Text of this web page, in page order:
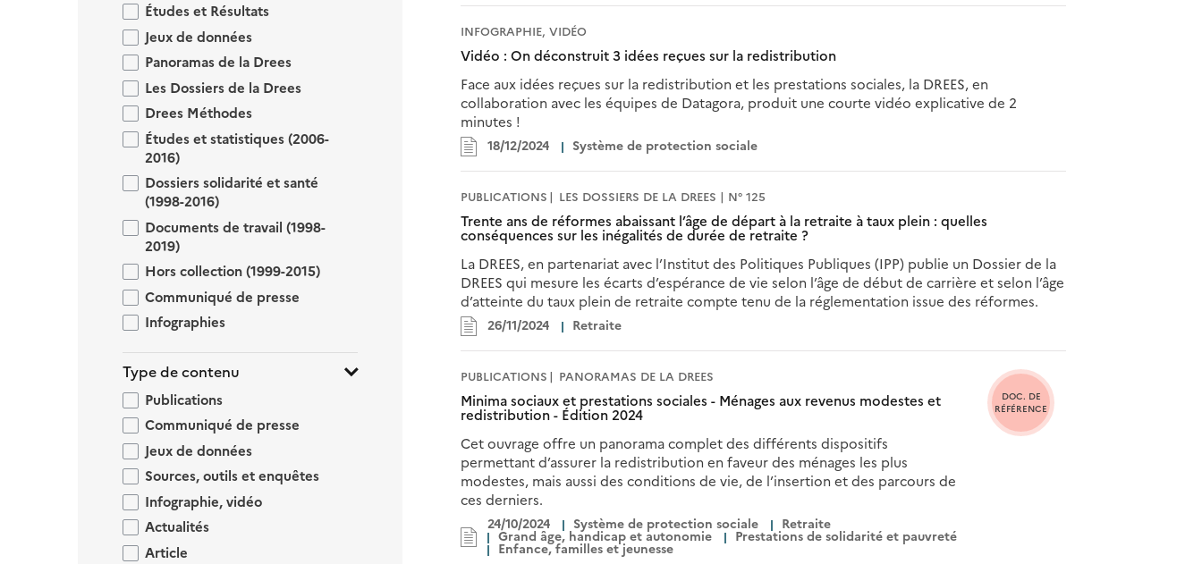
Études et Résultats
Jeux de données
Panoramas de la Drees
Les Dossiers de la Drees
Drees Méthodes
Études et statistiques (2006-
2016)
Dossiers solidarité et santé
(1998-2016)
Documents de travail (1998-
2019)
Hors collection (1999-2015)
Communiqué de presse
Infographies
Type de contenu
Publications
Communiqué de presse
Jeux de données
Sources, outils et enquêtes
Infographie, vidéo
Actualités
Article
INFOGRAPHIE, VIDÉO
Vidéo : On déconstruit 3 idées reçues sur la redistribution
Face aux idées reçues sur la redistribution et les prestations sociales, la DREES, en
collaboration avec les équipes de Datagora, produit une courte vidéo explicative de 2
minutes !
18/12/2024 Système de protection sociale
PUBLICATIONS LES DOSSIERS DE LA DREES | N° 125
Trente ans de réformes abaissant l’âge de départ à la retraite à taux plein : quelles
conséquences sur les inégalités de durée de retraite ?
La DREES, en partenariat avec l’Institut des Politiques Publiques (IPP) publie un Dossier de la
DREES qui mesure les écarts d’espérance de vie selon l’âge de début de carrière et selon l’âge
d’atteinte du taux plein de retraite compte tenu de la réglementation issue des réformes.
26/11/2024 Retraite
PUBLICATIONS PANORAMAS DE LA DREES
Minima sociaux et prestations sociales - Ménages aux revenus modestes et
redistribution - Édition 2024
Cet ouvrage offre un panorama complet des différents dispositifs
permettant d’assurer la redistribution en faveur des ménages les plus
modestes, mais aussi des conditions de vie, de l’insertion et des parcours de
ces derniers.
DOC. DE
RÉFÉRENCE
24/10/2024 Système de protection sociale Retraite
Grand âge, handicap et autonomie Prestations de solidarité et pauvreté
Enfance, familles et jeunesse